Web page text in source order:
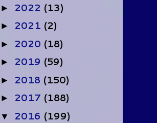
► 2022 (13)
► 2021 (2)
► 2020 (18)
► 2019 (59)
► 2018 (150)
► 2017 (188)
▼ 2016 (199)